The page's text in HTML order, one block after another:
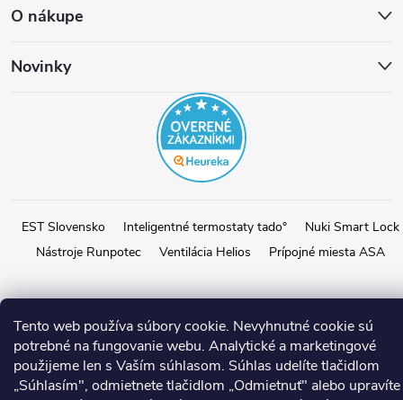
Tento web používa súbory cookie. Nevyhnutné cookie sú
potrebné na fungovanie webu. Analytické a marketingové
použijeme len s Vaším súhlasom. Súhlas udelíte tlačidlom
„Súhlasím", odmietnete tlačidlom „Odmietnuť" alebo
O nákupe
Novinky
EST Slovensko Inteligentné termostaty tado°
Nuki Smart Lock
Nástroje Runpotec
Ventilácia Helios Prípojné miesta ASA
Vytvoril Shoptet
Copyright 2026E-shop EST SK. Všetky práva vyhradené.Upraviť
nastavenie cookies